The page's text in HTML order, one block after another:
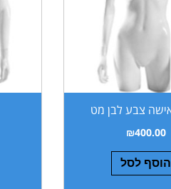
צבע לבן מט
₪400.00
הוסף לסל